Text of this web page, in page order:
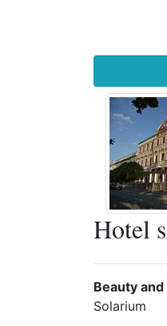
Hotel
Beauty
Solarium